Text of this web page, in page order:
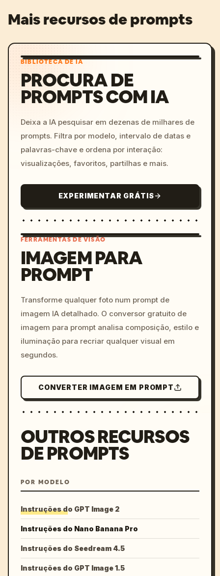
Mais recursos de prompts
BIBLIOTECA DE IA
PROCURA DE
PROMPTS COM IA
Deixa a IA pesquisar em dezenas de milhares de
prompts. Filtra por modelo, intervalo de datas e
palavras-chave e ordena por interação:
visualizações, favoritos, partilhas e mais.
EXPERIMENTAR GRÁTIS
colors, 8k --v 6.0
FERRAMENTAS DE VISÃO
IMAGEM PARA
PROMPT
Transforme qualquer foto num prompt de
imagem IA detalhado. O conversor gratuito de
imagem para prompt analisa composição, estilo e
iluminação para recriar qualquer visual em
segundos.
CONVERTER IMAGEM EM PROMPT
OUTROS RECURSOS
DE PROMPTS
POR MODELO
Instruções do GPT Image 2
Instruções do Nano Banana Pro
Instruções do Seedream 4.5
Instruções do GPT Image 1.5